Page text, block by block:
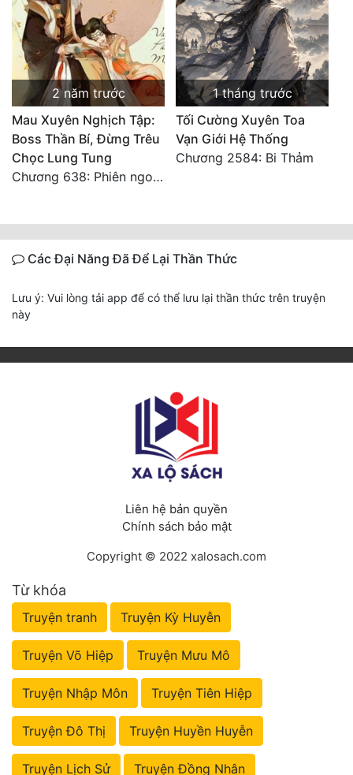
2 năm trước
Mau Xuyên Nghịch Tập:
Boss Thần Bí, Đừng Trêu
Chọc Lung Tung
Chương 638: Phiên ngoại: Ám Dạ
1 tháng trước
Tối Cường Xuyên Toa
Vạn Giới Hệ Thống
Chương 2584: Bi Thảm
Các Đại Năng Đã Để Lại Thần Thức
Lưu ý: Vui lòng tải app để có thể lưu lại thần thức trên truyện
này
Liên hệ bản quyền
Chính sách bảo mật
Copyright © 2022 xalosach.com
Từ khóa
Truyện tranh Truyện Kỳ Huyễn
Truyện Võ Hiệp Truyện Mưu Mô
Truyện Nhập Môn Truyện Tiên Hiệp
Truyện Đô Thị Truyện Huyền Huyễn
Truyện Lịch Sử Truyện Đồng Nhân